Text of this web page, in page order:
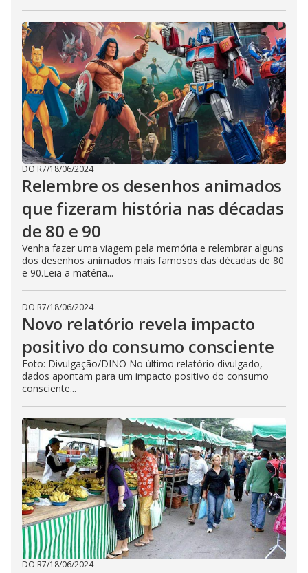
DO R7/18/06/2024
Relembre os desenhos animados
que fizeram história nas décadas
de 80 e 90
Venha fazer uma viagem pela memória e relembrar alguns
dos desenhos animados mais famosos das décadas de 80
e 90.Leia a matéria...
DO R7/18/06/2024
Novo relatório revela impacto
positivo do consumo consciente
Foto: Divulgação/DINO No último relatório divulgado,
dados apontam para um impacto positivo do consumo
consciente...
DO R7/18/06/2024